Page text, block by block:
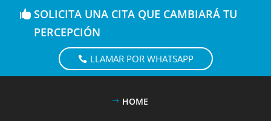
SOLICITA UNA CITA QUE CAMBIARÁ TU
PERCEPCIÓN
LLAMAR POR WHATSAPP
HOME